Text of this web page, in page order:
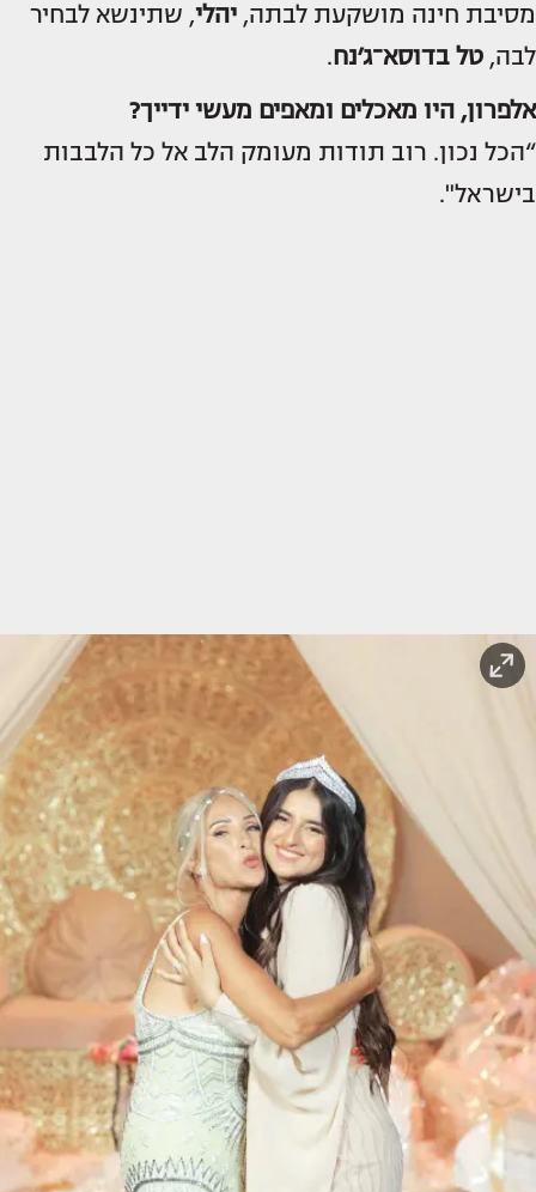
מסיבת חינה מושקעת לבתה, יהלי, שתינשא לבחיר
לבה, טל בדוסא־ג׳נח.
אלפרון, היו מאכלים ומאפים מעשי ידייך?
“הכל נכון. רוב תודות מעומק הלב אל כל הלבבות
בישראל".